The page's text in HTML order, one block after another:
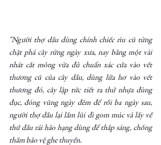
"Người thợ dầu dùng chính chiếc rìu cũ từng
chặt phá cây rừng ngày xưa, nay bằng một vài
nhát cắt mỏng vừa đủ chuẩn xác cứa vào vết
thương cũ của cây dầu, dùng lửa hơ vào vết
thương đó, cây lập tức tiết ra thứ nhựa đùng
đục, đóng vũng ngày đêm để rồi ba ngày sau,
người thợ dầu lại lầm lũi đi gom múc và lấy về
thứ dầu rái hảo hạng dùng để thắp sáng, chống
thấm bảo vệ ghe thuyền.